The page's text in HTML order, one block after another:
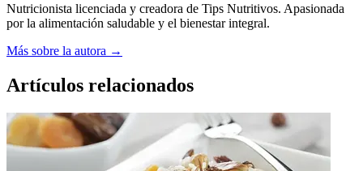
Nutricionista licenciada y creadora de Tips Nutritivos. Apasionada
por la alimentación saludable y el bienestar integral.
Más sobre la autora →
Artículos relacionados